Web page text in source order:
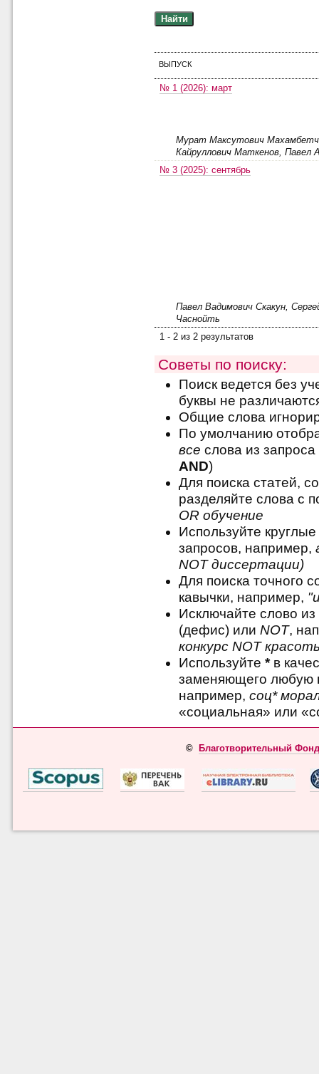
ВЫПУСК
№ 1 (2026): март
Мурат Максутович
Кайруллович Маткенов, Павел
№ 3 (2025): сентябрь
Павел Вадимович Скакун,
Часнойть
1 - 2 из 2 результатов
Советы по поиску:
Поиск ведется без
буквы не
Общие слова
По умолчанию
все слова из
AND)
Для поиска статей,
разделяйте слова с
OR обучение
Используйте
запросов, например,
NOT диссертации)
Для поиска точного
кавычки, например,
Исключайте слово
(дефис) или NOT,
конкурс NOT
Используйте *в
заменяющего любую
например, соц*
«социальная» или
© Благотворительный